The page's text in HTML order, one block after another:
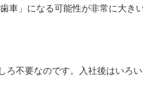
車」になる可能性が非常に大き
ろ不要なのです。入社後はいろ